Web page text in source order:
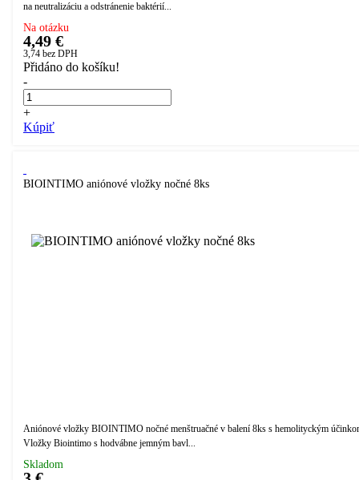
na neutralizáciu a odstránenie baktérií...
Na otázku
4,49 €
3,74 bez DPH
Přidáno do košíku!
-
+
Kúpiť
BIOINTIMO aniónové vložky nočné 8ks
Aniónové vložky BIOINTIMO nočné menštruačné v balení 8ks s hemolityckým
Vložky Biointimo s hodvábne jemným bavl...
Skladom